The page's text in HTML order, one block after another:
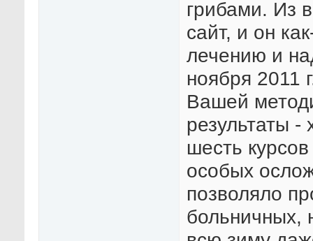
грибами. Из
сайт, и он
лечению и
ноября 2011
Вашей
результаты
шесть
особых
позволяло
больничных,